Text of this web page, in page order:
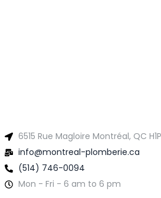
6515 Rue Magloire Montréal, QC H1P
info@montreal-plomberie.ca
(514) 746-0094
Mon - Fri - 6 am to 6 pm